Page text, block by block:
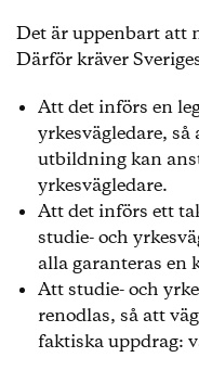
Det är uppenbart att
Därför kräver
Att det införs en
yrkesvägledare,
utbildning kan
yrkesvägledare.
Att det införs ett
studie- och
alla garanteras en
Att studie- och
renodlas, så att
faktiska uppdrag: